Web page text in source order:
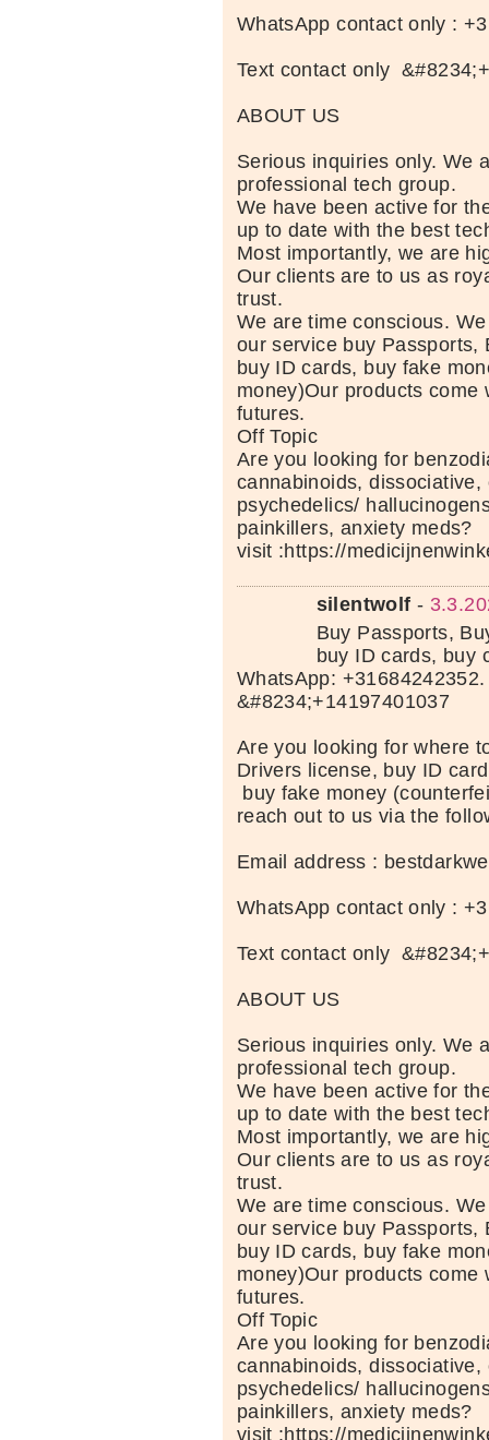
WhatsApp contact only :
Text contact only
ABOUT US
Serious inquiries only. We
professional tech group.
We have been active for
up to date with the best
Most importantly, we are
Our clients are to us as
trust.
We are time conscious.
our service buy Passports,
buy ID cards, buy fake
money)Our products come
futures.
Off Topic
Are you looking for
cannabinoids,
psychedelics/
painkillers, anxiety meds?
visit :https://
silentwolf -
Buy Passports,
buy ID cards, buy
WhatsApp: +31684242352.
&#8234;+14197401037
Are you looking for where
Drivers license, buy ID
buy fake money
reach out to us via the
Email address :
WhatsApp contact only :
Text contact only
ABOUT US
Serious inquiries only. We
professional tech group.
We have been active for
up to date with the best
Most importantly, we are
Our clients are to us as
trust.
We are time conscious.
our service buy Passports,
buy ID cards, buy fake
money)Our products come
futures.
Off Topic
Are you looking for
cannabinoids,
psychedelics/
painkillers, anxiety meds?
visit :https://